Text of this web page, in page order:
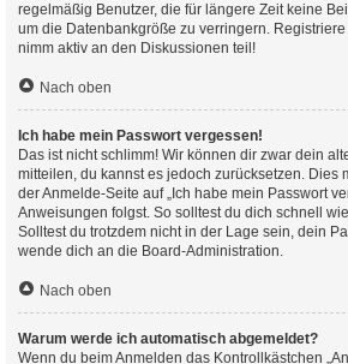
regelmäßig Benutzer, die für längere Zeit keine
um die Datenbankgröße zu verringern.
nimm aktiv an den Diskussionen teil!
Nach oben
Ich habe mein Passwort vergessen!
Das ist nicht schlimm! Wir können dir zwar dein
mitteilen, du kannst es jedoch zurücksetzen. Dies
der Anmelde-Seite auf „Ich habe mein Passwort
Anweisungen folgst. So solltest du dich schnell
Solltest du trotzdem nicht in der Lage sein, dein
wende dich an die Board-Administration.
Nach oben
Warum werde ich automatisch abgemeldet?
Wenn du beim Anmelden das Kontrollkästchen